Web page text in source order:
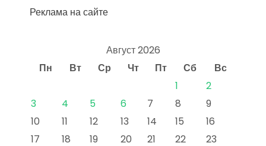
Реклама на сайте
Август 2026
Пн
Вт Ср Чт Пт Сб
Вс
1
2
3
4 5 6 7 8
9
10
11 12 13 14 15
16
17
18 19 20 21 22 23